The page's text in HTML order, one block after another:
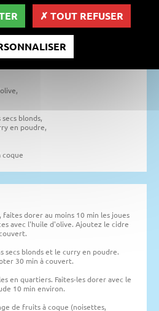
blonds,
en poudre,
coque
dorer au moins 10 min les joues
avec l'huile d'olive. Ajoutez le cidre
secs blonds et le curry en poudre.
30 min à couvert.
en quartiers. Faites-les dorer avec le
10 min environ.
de fruits à coque (noisettes,
TOUT REFUSER